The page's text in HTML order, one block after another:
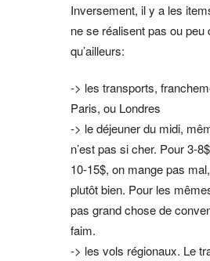
Inversement, il y a les
ne se réalisent pas ou
qu’ailleurs:
-> les transports,
Paris, ou Londres
-> le déjeuner du midi,
n’est pas si cher. Pour 3-
10-15$, on mange pas
plutôt bien. Pour les
pas grand chose de
faim.
-> les vols régionaux. Le